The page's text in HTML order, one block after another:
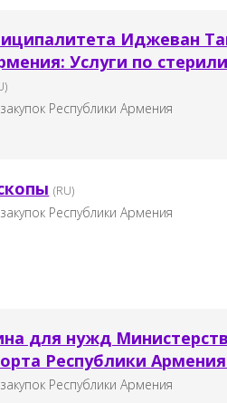
Иджеван
Услуги по
Республики Армения
(RU)
Республики Армения
для нужд
Республики Армения
Республики Армения